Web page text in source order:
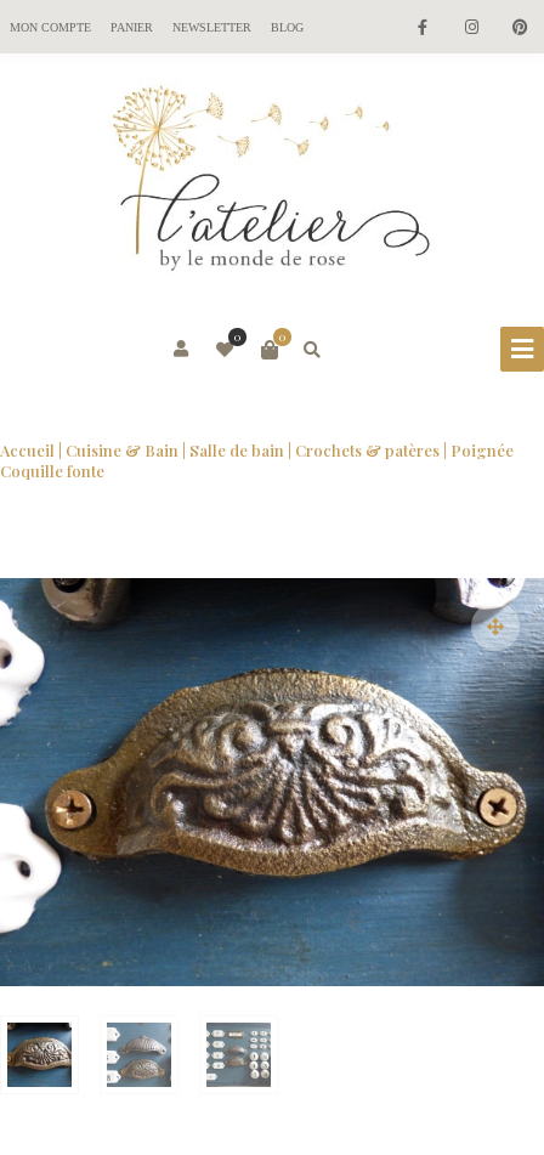
MON COMPTE PANIER NEWSLETTER BLOG
0
0
Accueil Cuisine & Bain Salle de bain Crochets & patères | Poignée
Coquille fonte